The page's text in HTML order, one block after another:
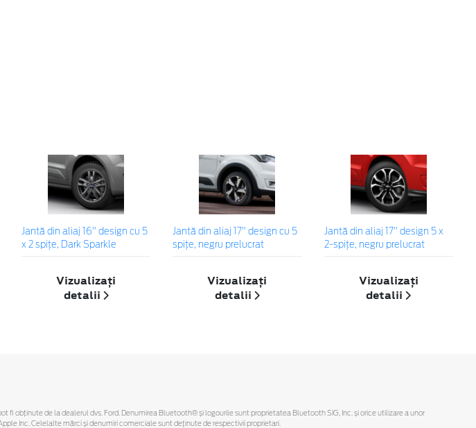
Jantă din aliaj 16" design cu 5
x 2 spițe, Dark Sparkle
Vizualizați
detalii
Jantă din aliaj 17" design cu 5
spiţe, negru prelucrat
Vizualizați
detalii
Jantă din aliaj 17" design 5 x
2-spiţe, negru prelucrat
Vizualizați
detalii
obținute de la dealerul dvs. Ford. Denumirea Bluetooth® și logourile sunt proprietatea Bluetooth SIG, Inc. și orice utilizare a unor
Inc. Celelalte mărci și denumiri comerciale sunt deținute de respectivii proprietari.